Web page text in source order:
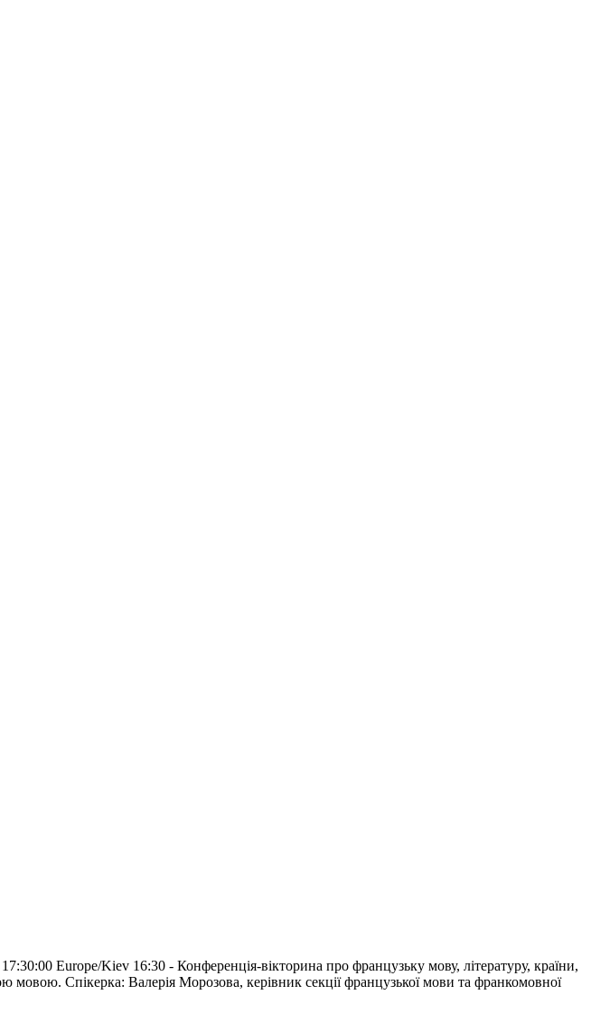
Europe/Kiev 16:30 - Конференція-вікторина про французьку мову, літературу, країни,
мовою. Спікерка: Валерія Морозова, керівник секції французької мови та франкомовної